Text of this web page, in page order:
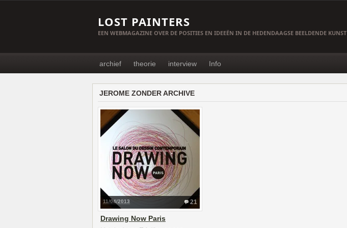
LOST PAINTERS
EEN WEBMAGAZINE OVER DE POSITIES EN IDEEËN IN DE HEDENDAAGSE BEELDENDE KUNST
archief theorie interview Info
JEROME ZONDER ARCHIVE
21
11/04/2013
Drawing Now Paris